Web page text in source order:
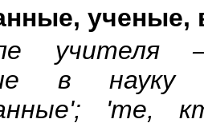
ученые,
учителя –
в науку
'те,